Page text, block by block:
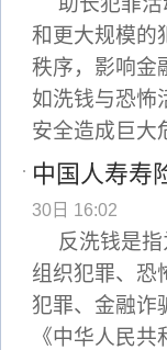
和更大规模的
秩序，影响金
如洗钱与恐怖
安全造成巨大
中国人寿寿
30日 16:02
反洗钱是
组织犯罪、恐
犯罪、金融诈
《中华人民